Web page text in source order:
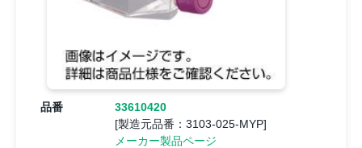
品番
33610420
[製造元品番：3103-025-MYP]
メーカー製品ページ